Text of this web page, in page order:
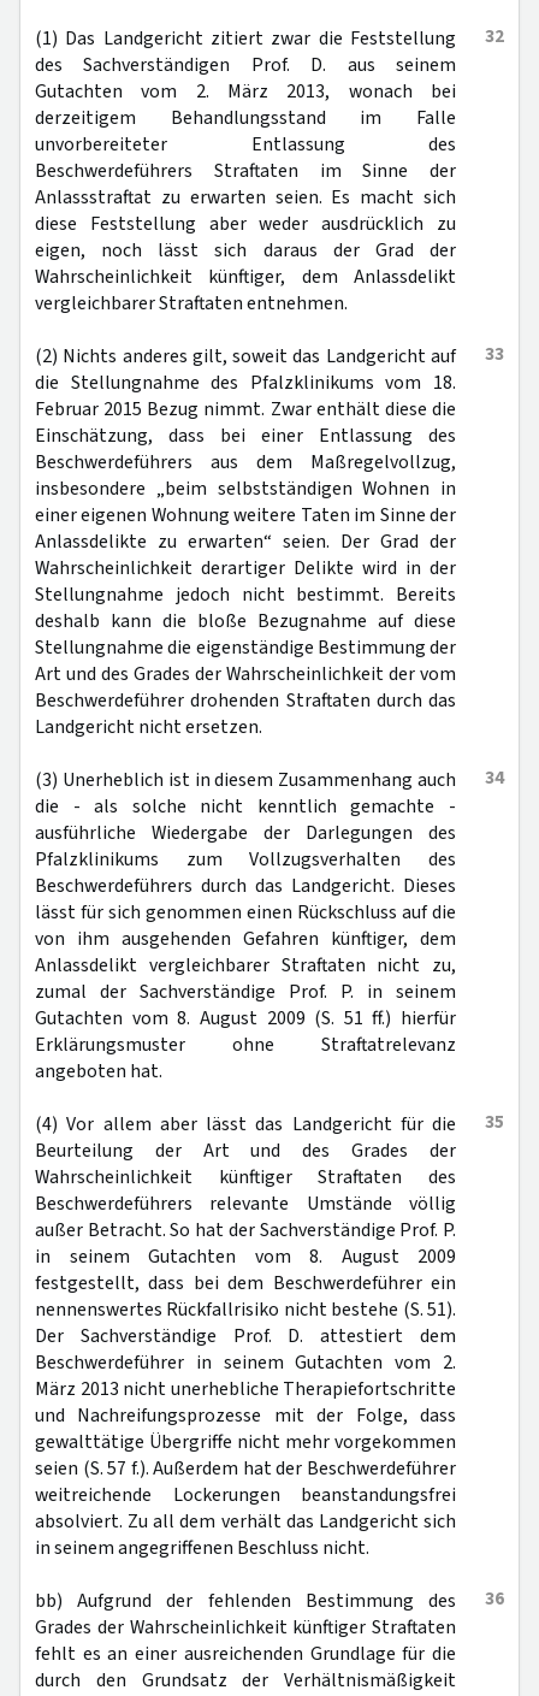
32
(1) Das Landgericht zitiert zwar die Feststellung
des Sachverständigen Prof. D. aus seinem
Gutachten vom 2. März 2013, wonach bei
derzeitigem Behandlungsstand im Falle
unvorbereiteter Entlassung des
Beschwerdeführers Straftaten im Sinne der
Anlassstraftat zu erwarten seien. Es macht sich
diese Feststellung aber weder ausdrücklich zu
eigen, noch lässt sich daraus der Grad der
Wahrscheinlichkeit künftiger, dem Anlassdelikt
vergleichbarer Straftaten entnehmen.
33
(2) Nichts anderes gilt, soweit das Landgericht auf
die Stellungnahme des Pfalzklinikums vom 18.
Februar 2015 Bezug nimmt. Zwar enthält diese die
Einschätzung, dass bei einer Entlassung des
Beschwerdeführers aus dem Maßregelvollzug,
insbesondere „beim selbstständigen Wohnen in
einer eigenen Wohnung weitere Taten im Sinne der
Anlassdelikte zu erwarten“ seien. Der Grad der
Wahrscheinlichkeit derartiger Delikte wird in der
Stellungnahme jedoch nicht bestimmt. Bereits
deshalb kann die bloße Bezugnahme auf diese
Stellungnahme die eigenständige Bestimmung der
Art und des Grades der Wahrscheinlichkeit der vom
Beschwerdeführer drohenden Straftaten durch das
Landgericht nicht ersetzen.
34
(3) Unerheblich ist in diesem Zusammenhang auch
die - als solche nicht kenntlich gemachte -
ausführliche Wiedergabe der Darlegungen des
Pfalzklinikums zum Vollzugsverhalten des
Beschwerdeführers durch das Landgericht. Dieses
lässt für sich genommen einen Rückschluss auf die
von ihm ausgehenden Gefahren künftiger, dem
Anlassdelikt vergleichbarer Straftaten nicht zu,
zumal der Sachverständige Prof. P. in seinem
Gutachten vom 8. August 2009 (S. 51 ff.) hierfür
Erklärungsmuster ohne Straftatrelevanz
angeboten hat.
35
(4) Vor allem aber lässt das Landgericht für die
Beurteilung der Art und des Grades der
Wahrscheinlichkeit künftiger Straftaten des
Beschwerdeführers relevante Umstände völlig
außer Betracht. So hat der Sachverständige Prof. P.
in seinem Gutachten vom 8. August 2009
festgestellt, dass bei dem Beschwerdeführer ein
nennenswertes Rückfallrisiko nicht bestehe (S. 51).
Der Sachverständige Prof. D. attestiert dem
Beschwerdeführer in seinem Gutachten vom 2.
März 2013 nicht unerhebliche Therapiefortschritte
und Nachreifungsprozesse mit der Folge, dass
gewalttätige Übergriffe nicht mehr vorgekommen
seien (S. 57 f.). Außerdem hat der Beschwerdeführer
weitreichende Lockerungen beanstandungsfrei
absolviert. Zu all dem verhält das Landgericht sich
in seinem angegriffenen Beschluss nicht.
36
bb) Aufgrund der fehlenden Bestimmung des
Grades der Wahrscheinlichkeit künftiger Straftaten
fehlt es an einer ausreichenden Grundlage für die
durch den Grundsatz der Verhältnismäßigkeit